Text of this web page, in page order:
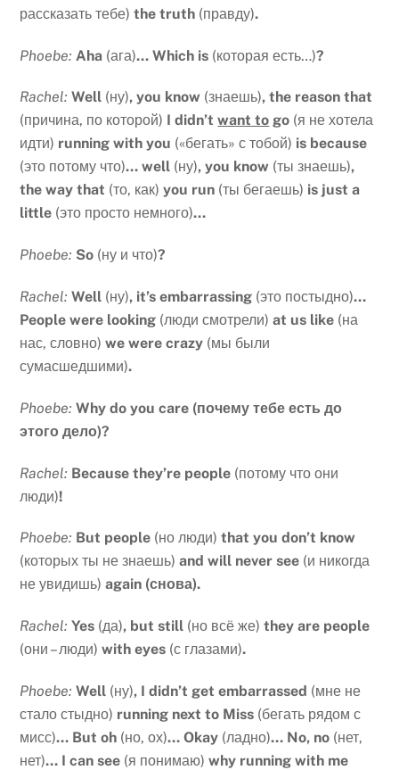
рассказать тебе) the truth (правду).
Phoebe: Aha (ага)… Which is (которая есть…)?
Rachel:Well (ну), you know (знаешь), the reason that
(причина, по которой) I didn’twant to go (я не хотела
идти) running with you («бегать» с тобой) is because
(это потому что)… well (ну), you know (ты знаешь),
the way that (то, как) you run (ты бегаешь) is just a
little (это просто немного)…
Phoebe: So (ну и что)?
Rachel: Well (ну), it’s embarrassing (это постыдно)…
People were looking (люди смотрели)at us like (на
нас, словно) we were crazy (мы были
сумасшедшими).
Phoebe:Why do you care (почему тебе есть до
этого дело)?
Rachel: Because they’re people (потому что они
люди)!
Phoebe: But people (но люди) that you don’t know
(которых ты не знаешь)and will never see (и никогда
не увидишь) again (снова).
Rachel:Yes (да), but still (но всё же)they are people
(они – люди)with eyes (с глазами).
Phoebe:Well (ну), I didn’t get embarrassed (мне не
стало стыдно) running next to Miss (бегать рядом с
мисс)… But oh (но, ох)… Okay (ладно)… No, no (нет,
нет)… I can see (я понимаю) why running with me